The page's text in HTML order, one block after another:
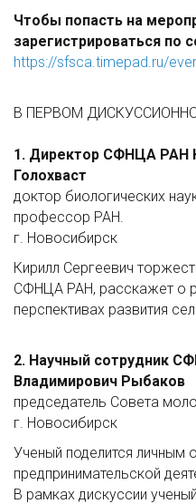
Чтобы попасть на
зарегистрироваться по
https://sfsca.timepad.ru/
В ПЕРВОМ
1. Директор СФНЦА РАН
Голохваст
доктор биологических
профессор РАН.
г. Новосибирск
Кирилл Сергеевич
СФНЦА РАН, расскажет о
перспективах развития
2. Научный сотрудник
Владимирович Рыбаков
председатель Совета
г. Новосибирск
Ученый поделится личным
предпринимательской
В рамках дискуссии